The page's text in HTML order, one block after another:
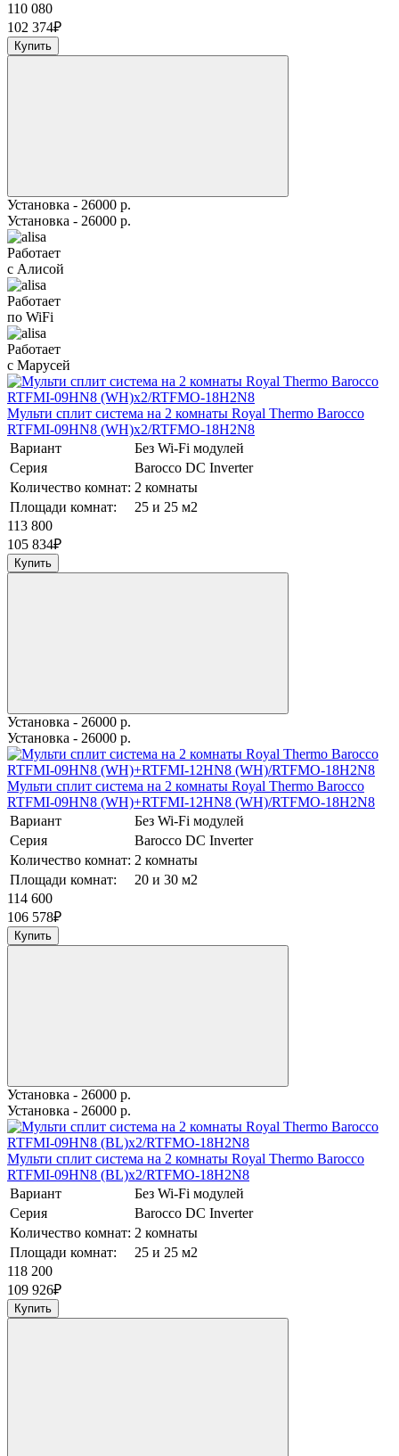
110 080
102 374₽
Купить
Установка - 26000 р.
Установка - 26000 р.
Работает
с Алисой
Работает
по WiFi
Работает
с Марусей
Мульти сплит система на 2 комнаты Royal Thermo Barocco
RTFMI-09HN8 (WH)х2/RTFMO-18H2N8
Вариант
Без Wi-Fi модулей
Серия
Barocco DC Inverter
Количество комнат: 2 комнаты
Площади комнат:
25 и 25 м2
113 800
105 834₽
Купить
Установка - 26000 р.
Установка - 26000 р.
Мульти сплит система на 2 комнаты Royal Thermo Barocco
RTFMI-09HN8 (WH)+RTFMI-12HN8 (WH)/RTFMO-18H2N8
Вариант
Без Wi-Fi модулей
Серия
Barocco DC Inverter
Количество комнат: 2 комнаты
Площади комнат:
20 и 30 м2
114 600
106 578₽
Купить
Установка - 26000 р.
Установка - 26000 р.
Мульти сплит система на 2 комнаты Royal Thermo Barocco
RTFMI-09HN8 (BL)х2/RTFMO-18H2N8
Вариант
Без Wi-Fi модулей
Серия
Barocco DC Inverter
Количество комнат: 2 комнаты
Площади комнат:
25 и 25 м2
118 200
109 926₽
Купить